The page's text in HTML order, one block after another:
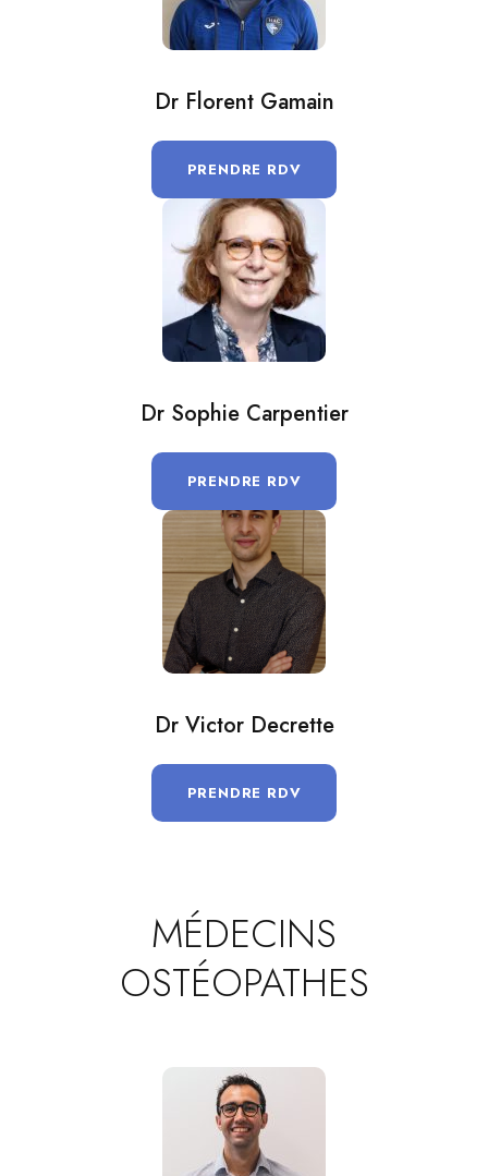
Dr Florent Gamain
PRENDRE RDV
Dr Sophie Carpentier
PRENDRE RDV
Dr Victor Decrette
PRENDRE RDV
MÉDECINS
OSTÉOPATHES